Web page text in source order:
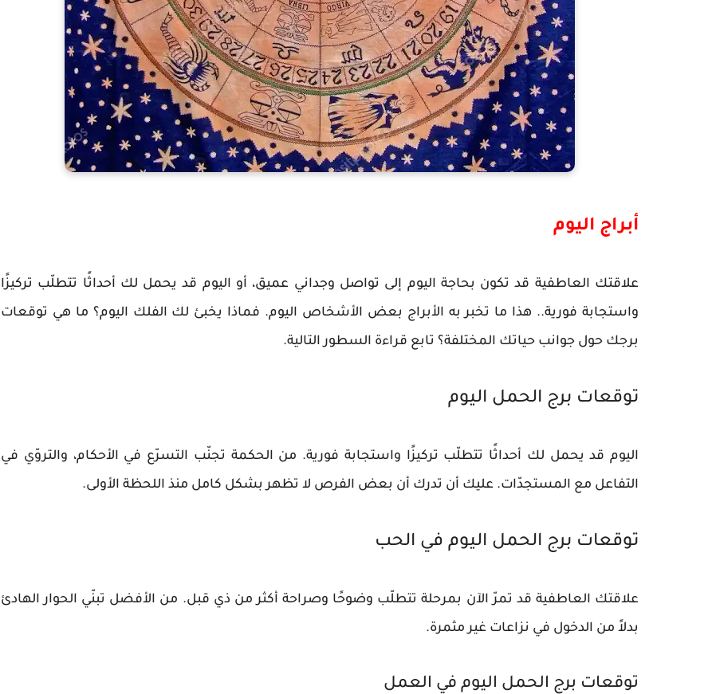
أبراج اليوم
علاقتك العاطفية قد تكون بحاجة اليوم إلى تواصل وجداني عميق، أو اليوم قد يحمل لك أحداثًا تتطلّب تركيزًا
واستجابة فورية.. هذا ما تخبر به الأبراج بعض الأشخاص اليوم. فماذا يخبئ لك الفلك اليوم؟ ما هي توقعات
برجك حول جوانب حياتك المختلفة؟ تابع قراءة السطور التالية.
توقعات برج الحمل اليوم
اليوم قد يحمل لك أحداثًا تتطلّب تركيزًا واستجابة فورية. من الحكمة تجنّب التسرّع في الأحكام، والتروّي في
التفاعل مع المستجدّات. عليك أن تدرك أن بعض الفرص لا تظهر بشكل كامل منذ اللحظة الأولى.
توقعات برج الحمل اليوم في الحب
علاقتك العاطفية قد تمرّ الآن بمرحلة تتطلّب وضوحًا وصراحة أكثر من ذي قبل. من الأفضل تبنّي الحوار الهادئ
بدلاً من الدخول في نزاعات غير مثمرة.
توقعات برج الحمل اليوم في العمل